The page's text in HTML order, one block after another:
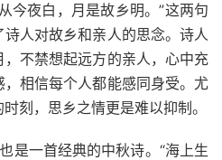
今夜白，月是故乡明。”这两句
人对故乡和亲人的思念。诗人
不禁想起远方的亲人，心中充
相信每个人都能感同身受。尤
刻，思乡之情更是难以抑制。
是一首经典的中秋诗。“海上生